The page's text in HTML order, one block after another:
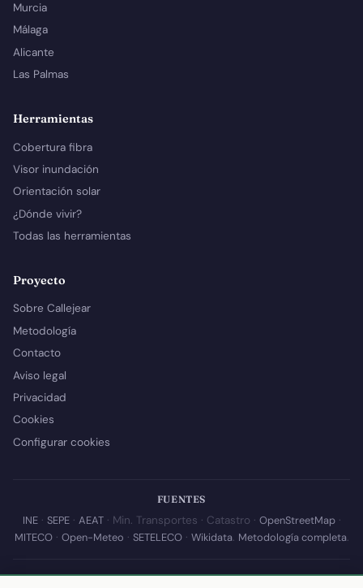
Murcia
Málaga
Alicante
Las Palmas
Herramientas
Cobertura fibra
Visor inundación
Orientación solar
¿Dónde vivir?
Todas las herramientas
Proyecto
Sobre Callejear
Metodología
Contacto
Aviso legal
Privacidad
Cookies
Configurar cookies
FUENTES
INE· SEPE· AEAT· Min. Transportes · Catastro · OpenStreetMap·
MITECO· Open-Meteo · SETELECO· Wikidata. Metodología completa.
© 2026 Callejear.com — Directorio municipal de España con datos